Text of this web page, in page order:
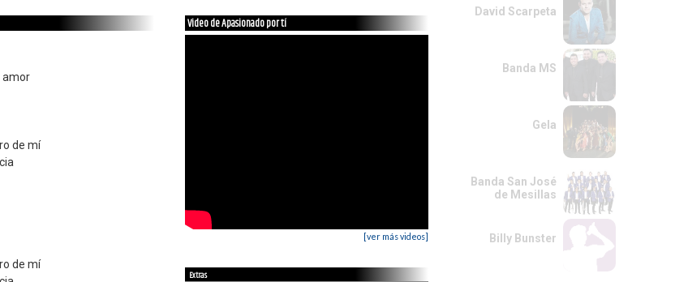
amor
de mí
de mí
Video de Apasionado por tí
[ver más videos]
Extras
David Scarpeta
Banda MS
Gela
Banda San José
de Mesillas
Billy Bunster